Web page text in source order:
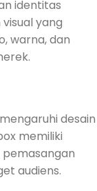
identitas
yang
warna, dan
desain
memiliki
audiens.